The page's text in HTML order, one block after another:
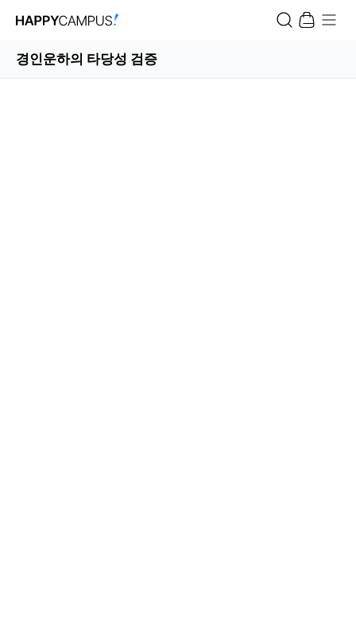
경인운하의 타당성 검증